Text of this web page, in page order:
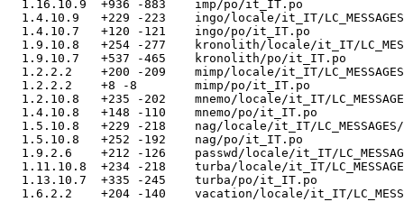
  1.16.10.9  +936 -883    imp/po/it_IT.po
1.4.10.9   +229 -223    ingo/locale/it_IT/
  1.4.10.7   +120 -121    ingo/po/it_IT.po
1.9.10.8   +254 -277    kronolith/locale/it_IT/
  1.9.10.7   +537 -465    kronolith/po/it_IT.po
1.2.2.2    +200 -209    mimp/locale/it_IT/
  1.2.2.2    +8 -8        mimp/po/it_IT.po
1.2.10.8   +235 -202    mnemo/locale/it_IT/
  1.4.10.8   +148 -110    mnemo/po/it_IT.po
1.5.10.8   +229 -218    nag/locale/it_IT/
  1.5.10.8   +252 -192    nag/po/it_IT.po
1.9.2.6    +212 -126    passwd/locale/it_IT/
1.11.10.8  +234 -218    turba/locale/it_IT/
  1.13.10.7  +335 -245    turba/po/it_IT.po
1.6.2.2    +204 -140    vacation/locale/it_IT/